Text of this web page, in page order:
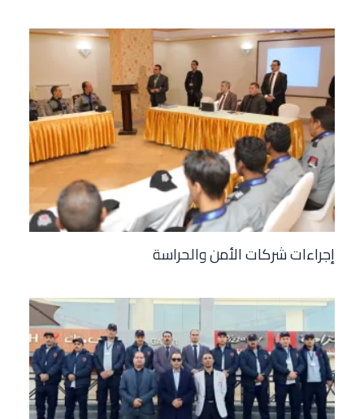
إجراءات شركات الأمن والحراسة